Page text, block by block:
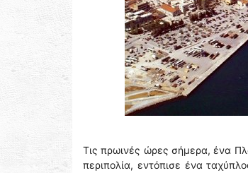
Τις πρωινές ώρες σήμερα, ένα
περιπολία, εντόπισε ένα